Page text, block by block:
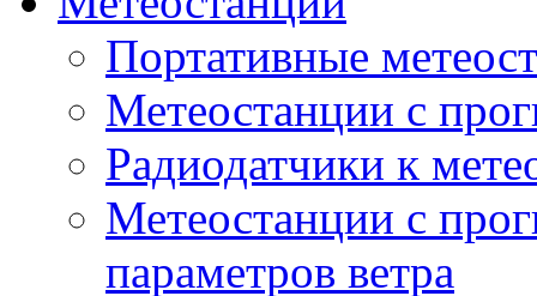
Портативные
Метеостанции с
Радиодатчики к
Метеостанции с
параметров ветра